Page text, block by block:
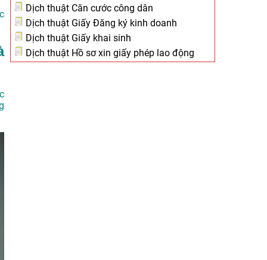
Dịch thuật Căn cước công dân
Dịch thuật Giấy Đăng ký kinh doanh
Dịch thuật Giấy khai sinh
Dịch thuật Hồ sơ xin giấy phép lao động